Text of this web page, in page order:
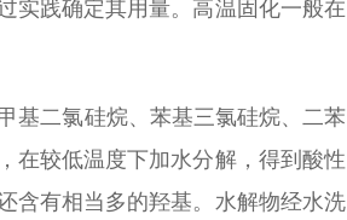
实践确定其用量。高温固化一般在
基二氯硅烷、苯基三氯硅烷、二苯
在较低温度下加水分解，得到酸性
含有相当多的羟基。水解物经水洗